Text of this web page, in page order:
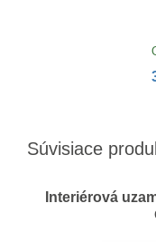
Súvisiace
Interiérová